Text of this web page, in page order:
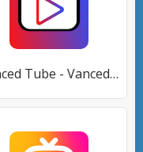
Vanced Tube - Vanced Tube Video Tube